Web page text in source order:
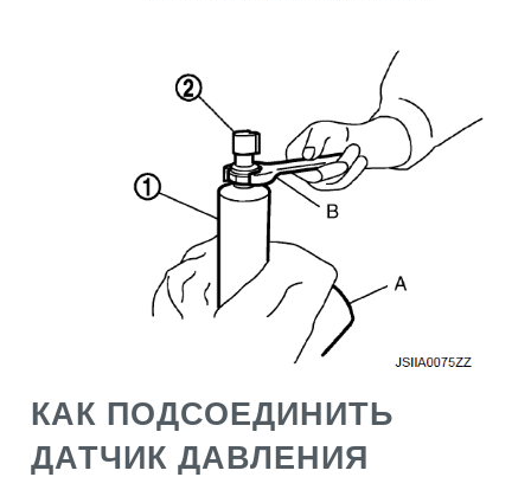
КАК ПОДСОЕДИНИТЬ
ДАТЧИК ДАВЛЕНИЯ